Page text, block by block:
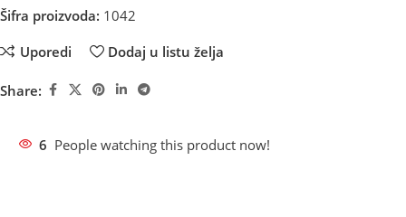
Šifra proizvoda: 1042
Uporedi Dodaj u listu želja
Share:
6 People watching this product now!